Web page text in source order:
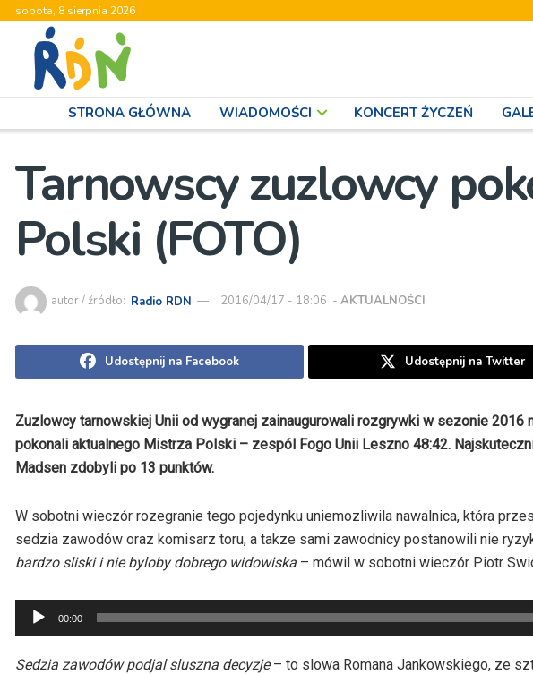
sobota, 8 sierpnia 2026
STRONA GŁÓWNA WIADOMOŚCI KONCERT ŻYCZEŃ
Tarnowscy zuzlowcy
Polski (FOTO)
autor / źródło: Radio RDN 2016/04/17 - 18:06 - AKTUALNOŚCI
Udostępnij na Facebook Udostępnij na Twitter
Zuzlowcy tarnowskiej Unii od wygranej zainaugurowali rozgrywki w sezonie 2016
pokonali aktualnego Mistrza Polski – zespól Fogo Unii Leszno 48:42.
Madsen zdobyli po 13 punktów.
W sobotni wieczór rozegranie tego pojedynku uniemozliwila nawalnica, która
sedzia zawodów oraz komisarz toru, a takze sami zawodnicy postanowili nie
bardzo sliski i nie byloby dobrego widowiska – mówil w sobotni wieczór Piotr
Odtwarzacz
plików
dźwiękowych
00:00
Sedzia zawodów podjal sluszna decyzje– to slowa Romana Jankowskiego, ze